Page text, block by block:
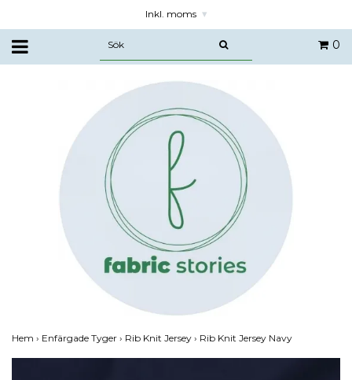
Inkl. moms ▾
0
Hem › Enfärgade Tyger › Rib Knit Jersey › Rib Knit Jersey Navy